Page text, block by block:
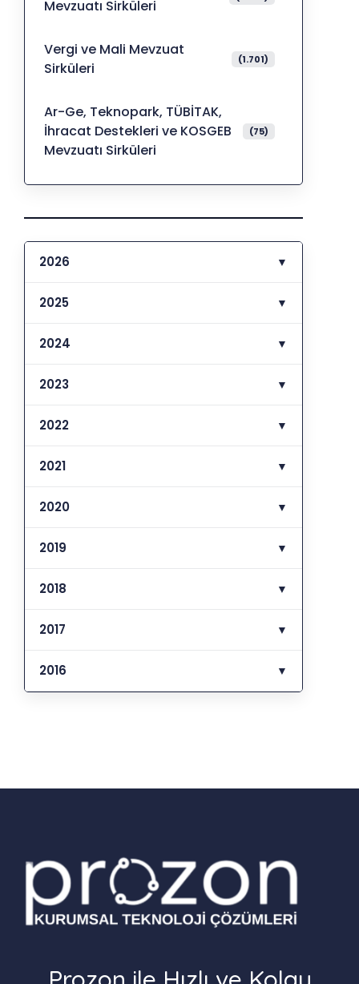
Mevzuatı Sirküleri
Vergi ve Mali Mevzuat
Sirküleri
(1.701)
Ar-Ge, Teknopark, TÜBİTAK,
İhracat Destekleri ve KOSGEB
Mevzuatı Sirküleri
(75)
2026 ▼
2025 ▼
2024 ▼
2023 ▼
2022 ▼
2021 ▼
2020 ▼
2019 ▼
2018 ▼
2017 ▼
2016 ▼